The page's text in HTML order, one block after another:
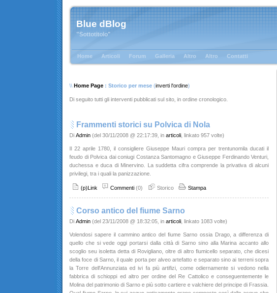
Blue dBlog
"Sottotitolo"
Home Articoli Forum Galleria Altro Altro Contatti
\\ Home Page : Storico per mese (inverti l'ordine)
Di seguito tutti gli interventi pubblicati sul sito, in ordine cronologico.
Frammenti storici su Polvica di Nola
Di Admin (del 30/11/2008 @ 22:17:39, in articoli , linkato 957 volte)
Il 22 aprile 1780, il consigliere Giuseppe Mauri compra per trentunomila ducati il
feudo di Polvica dai coniugi Costanza Santomagno e Giuseppe Ferdinando Venturi,
duchessa e duca di Minervino. La suddetta cifra comprende la privativa di alcuni
privilegi, tra i quali la panizzazione.
(p)Link Commenti (0) Storico Stampa
Corso antico del fiume Sarno
Di Admin (del 23/11/2008 @ 18:32:05, in articoli , linkato 1083 volte)
Volendosi sapere il cammino antico del fiume Sarno ossia Drago, a differenza di
quello che si vede oggi portarsi dalla città di Sarno sino alla Marina accanto allo
scoglio seu isoletta detta di Rovigliano, oltre di altro fiumicello separato, che dicesi
della foce di Sarno, il quale porta per alveo artefatto e separato sino ai terreni sopra
la Torre dell'Annunziata ed ivi fa più artifizi, come odiernamente si vedono nella
fabbrica di schioppi ed altro per ordine del Re Cattolico e conseguentemente le
Molina del patrimonio di Sarno e più sotto cartiere e valchiere del principe di Frassia.